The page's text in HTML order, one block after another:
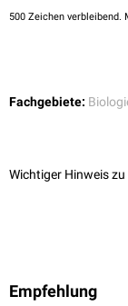
500 Zeichen verbleibend.
Fachgebiete:
Wichtiger Hinweis
Empfehlung